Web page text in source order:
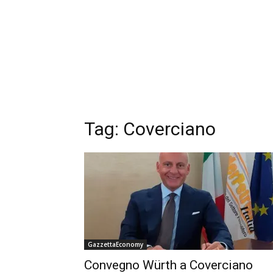
Tag: Coverciano
GazzettaEconomy
Convegno Würth a Coverciano